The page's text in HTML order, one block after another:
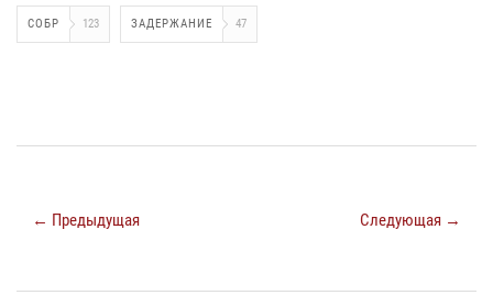
СОБР 123 ЗАДЕРЖАНИЕ 47
← Предыдущая Следующая →